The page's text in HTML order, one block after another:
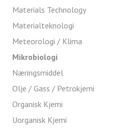
Materials Technology
Materialteknologi
Meteorologi / Klima
Mikrobiologi
Næringsmiddel
Olje / Gass / Petrokjemi
Organisk Kjemi
Uorganisk Kjemi